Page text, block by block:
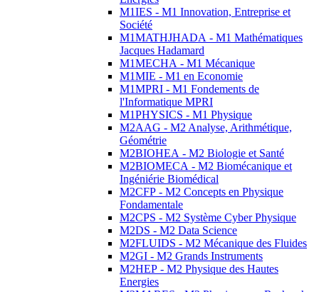
M1IES - M1 Innovation, Entreprise et
Société
M1MATHJHADA - M1 Mathématiques
Jacques Hadamard
M1MECHA - M1 Mécanique
M1MIE - M1 en Economie
M1MPRI - M1 Fondements de
l'Informatique MPRI
M1PHYSICS - M1 Physique
M2AAG - M2 Analyse, Arithmétique,
Géométrie
M2BIOHEA - M2 Biologie et Santé
M2BIOMECA - M2 Biomécanique et
Ingéniérie Biomédical
M2CFP - M2 Concepts en Physique
Fondamentale
M2CPS - M2 Système Cyber Physique
M2DS - M2 Data Science
M2FLUIDS - M2 Mécanique des Fluides
M2GI - M2 Grands Instruments
M2HEP - M2 Physique des Hautes
Energies